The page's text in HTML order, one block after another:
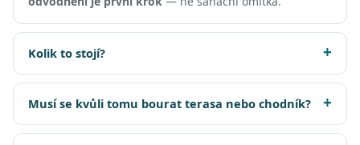
Kolik to stojí?
Musí se kvůli tomu bourat terasa nebo chodník?